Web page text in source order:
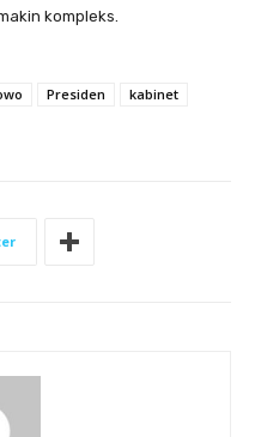
kompleks.
Presiden
kabinet